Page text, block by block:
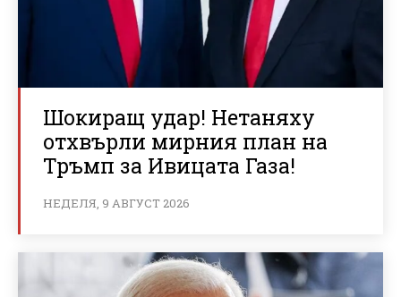
Шокиращ удар! Нетаняху
отхвърли мирния план на
Тръмп за Ивицата Газа!
НЕДЕЛЯ, 9 АВГУСТ 2026